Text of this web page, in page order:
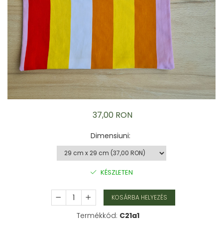
Karperec
Gyerek ékszerek
Nyaklánc / Medál
Barátság nyaklánc
Karperec
Haj kiegészítők
Kitűző
Ezüst ékszerek
37,00 RON
Dimensiuni:
KÉSZLETEN
KOSÁRBA HELYEZÉS
Termékkód: C21a1